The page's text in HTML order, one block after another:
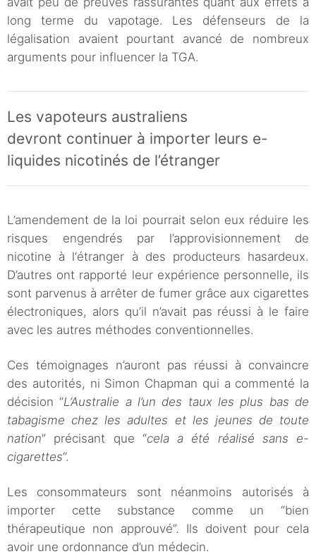
long terme du vapotage. Les défenseurs de la
légalisation avaient pourtant avancé de nombreux
arguments pour influencer la TGA.
Les vapoteurs australiens
devront continuer à importer leurs e-
liquides nicotinés de l’étranger
L’amendement de la loi pourrait selon eux réduire les
risques engendrés par l’approvisionnement de
nicotine à l‘étranger à des producteurs hasardeux.
D’autres ont rapporté leur expérience personnelle, ils
sont parvenus à arrêter de fumer grâce aux cigarettes
électroniques, alors qu’il n’avait pas réussi à le faire
avec les autres méthodes conventionnelles.
Ces témoignages n’auront pas réussi à convaincre
des autorités, ni Simon Chapman qui a commenté la
décision “L’Australie a l’un des taux les plus bas de
tabagisme chez les adultes et les jeunes de toute
nation” précisant que “cela a été réalisé sans e-
cigarettes“.
Les consommateurs sont néanmoins autorisés à
importer cette substance comme un “bien
thérapeutique non approuvé”. Ils doivent pour cela
avoir une ordonnance d’un médecin.